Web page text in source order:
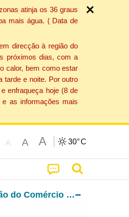
atinja os 36 graus
mais água. ( Data de
direcção à região do
próximos dias, com a
calor, bem como estar
tarde e noite. Por outro
enfraqueça hoje (8 de
as informações mais
A A A 30°C
Instituto de Promoção do Comércio e do Investimento